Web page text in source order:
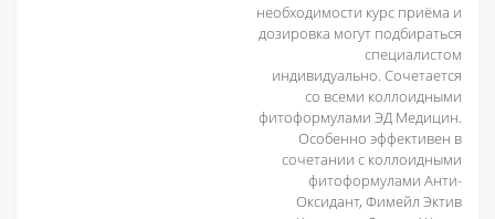
необходимости курс приёма и
дозировка могут подбираться
специалистом
индивидуально. Сочетается
со всеми коллоидными
фитоформулами ЭД Медицин.
Особенно эффективен в
сочетании с коллоидными
фитоформулами Анти-
Оксидант, Фимейл Эктив